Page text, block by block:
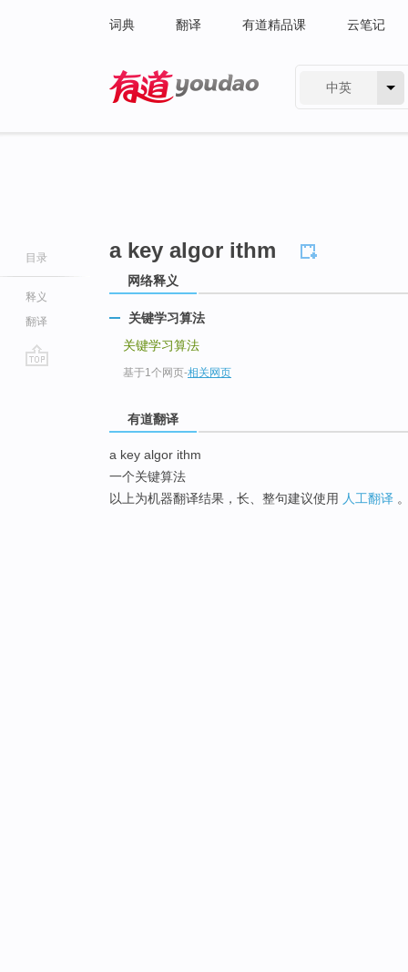
词典 翻译 有道精品课 云笔记
中英
目录
释义
翻译
a key algor ithm
网络释义
关键学习算法
关键学习算法
基于1个网页-相关网页
有道翻译
a key algor ithm
一个关键算法
以上为机器翻译结果，长、整句建议使用 人工翻译